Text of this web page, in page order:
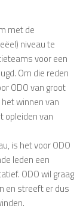
met de
niveau te
voor een
Om die reden
ODO van groot
winnen van
opleiden van
is het voor ODO
leden een
ODO wil graag
en streeft er dus